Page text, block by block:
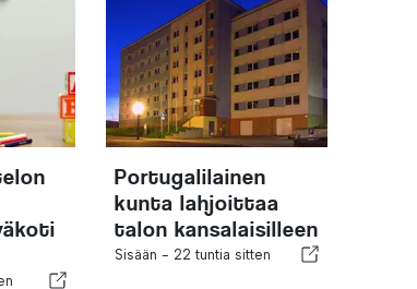
Portugalilainen
kunta lahjoittaa
talon kansalaisilleen
Sisään - 22 tuntia sitten